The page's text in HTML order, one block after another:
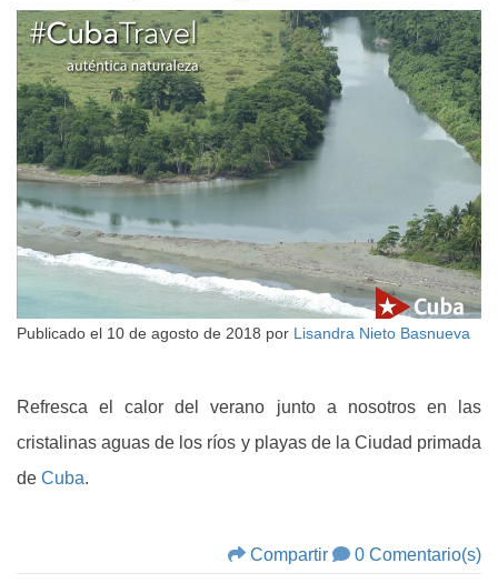
Publicado el 10 de agosto de 2018 por Lisandra Nieto Basnueva
Refresca el calor del verano junto a nosotros en las
cristalinas aguas de los ríos y playas de la Ciudad primada
de Cuba.
Compartir 0 Comentario(s)